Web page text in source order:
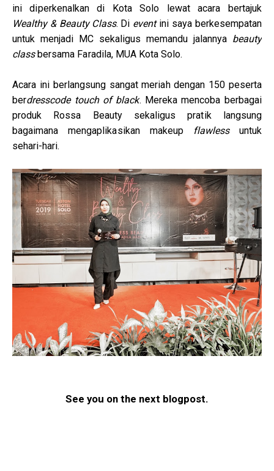
ini diperkenalkan di Kota Solo lewat acara bertajuk
Wealthy & Beauty Class. Di event ini saya berkesempatan
untuk menjadi MC sekaligus memandu jalannya beauty
classbersama Faradila, MUA Kota Solo.
Acara ini berlangsung sangat meriah dengan 150 peserta
berdresscode touch of black. Mereka mencoba berbagai
produk Rossa Beauty sekaligus pratik langsung
bagaimana mengaplikasikan makeup
flawless untuk
sehari-hari.
See you on the next blogpost.